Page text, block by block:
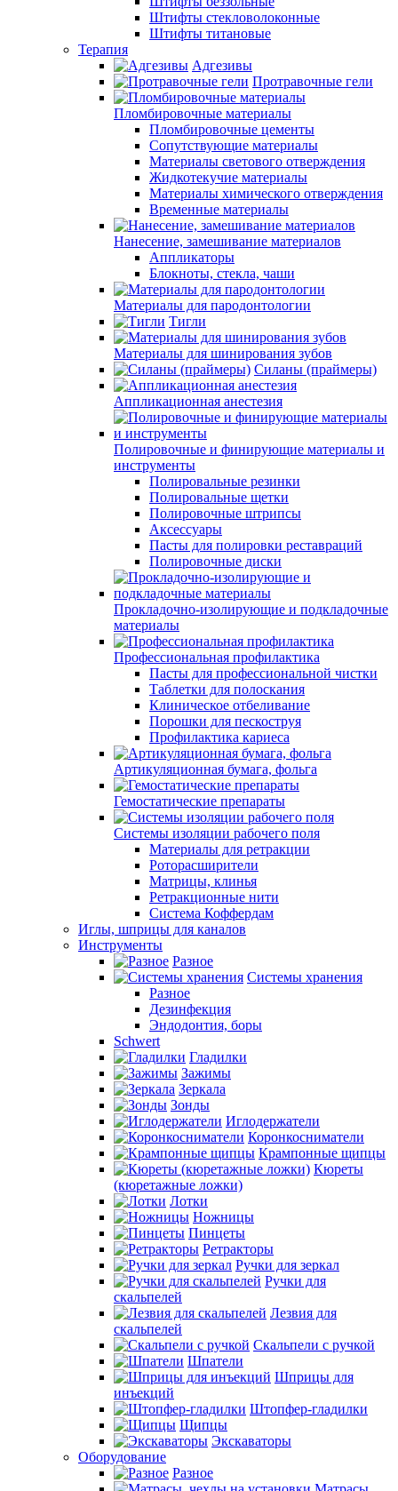
Штифты стекловолоконные
Штифты титановые
Терапия
Адгезивы
Протравочные гели
Пломбировочные материалы
Пломбировочные цементы
Сопутствующие материалы
Материалы светового отверждения
Жидкотекучие материалы
Материалы химического отверждения
Временные материалы
Нанесение, замешивание материалов
Аппликаторы
Блокноты, стекла, чаши
Материалы для пародонтологии
Тигли
Материалы для шинирования зубов
Силаны (праймеры)
Аппликационная анестезия
Полировочные и финирующие материалы и
инструменты
Полировальные резинки
Полировальные щетки
Полировочные штрипсы
Аксессуары
Пасты для полировки реставраций
Полировочные диски
Прокладочно-изолирующие и подкладочные
материалы
Профессиональная профилактика
Пасты для профессиональной чистки
Таблетки для полоскания
Клиническое отбеливание
Порошки для пескоструя
Профилактика кариеса
Артикуляционная бумага, фольга
Гемостатические препараты
Системы изоляции рабочего поля
Материалы для ретракции
Роторасширители
Матрицы, клинья
Ретракционные нити
Система Коффердам
Иглы, шприцы для каналов
Инструменты
Разное
Системы хранения
Разное
Дезинфекция
Эндодонтия, боры
Schwert
Гладилки
Зажимы
Зеркала
Зонды
Иглодержатели
Коронкосниматели
Крампонные щипцы
Кюреты
(кюретажные ложки)
Лотки
Ножницы
Пинцеты
Ретракторы
Ручки для зеркал
Ручки для
скальпелей
Лезвия для
скальпелей
Скальпели с ручкой
Шпатели
Шприцы для
инъекций
Штопфер-гладилки
Щипцы
Экскаваторы
Оборудование
Разное